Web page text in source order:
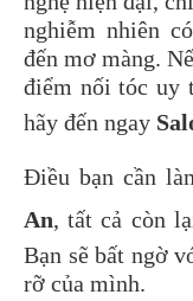
nghiễm nhiên
đến mơ màng.
điểm nối tóc uy
hãy đến ngay
Điều bạn cần
An, tất cả còn
Bạn sẽ bất ngờ
rỡ của mình.